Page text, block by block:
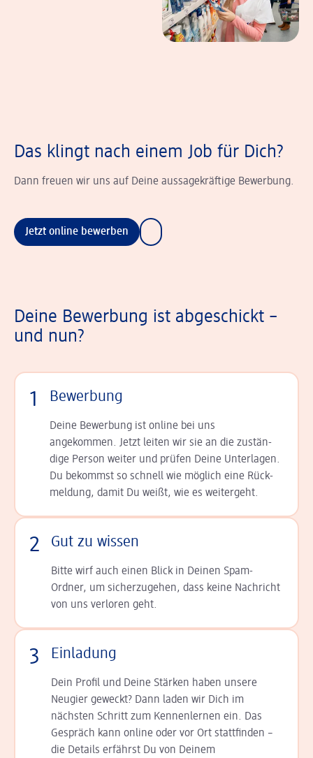
Das klingt nach einem Job für Dich?
Dann freuen wir uns auf Deine aussagekräftige Bewerbung.
Jetzt online bewerben
Deine Bewerbung ist abgeschickt –
und nun?
1 Bewerbung
Deine Bewerbung ist online bei uns
angekommen. Jetzt leiten wir sie an die zu­stän­
dige Person weiter und prüfen Deine Unterlagen.
Du bekommst so schnell wie möglich eine Rück­
meldung, damit Du weißt, wie es weitergeht.
2 Gut zu wissen
Bitte wirf auch einen Blick in Deinen Spam-
Ordner, um sicherzugehen, dass keine Nachricht
von uns verloren geht.
3 Einladung
Dein Profil und Deine Stär­ken haben unsere
Neugier geweckt? Dann laden wir Dich im
nächsten Schritt zum Kennen­lernen ein. Das
Gespräch kann online oder vor Ort statt­finden –
die Details er­fährst Du von Deinem